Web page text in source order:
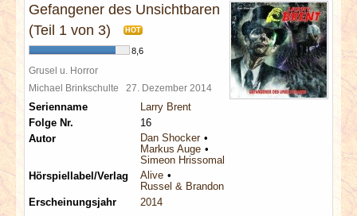
Gefangener des Unsichtbaren
(Teil 1 von 3)
HOT
8,6
Grusel u. Horror
Michael Brinkschulte 27. Dezember 2014
Serienname
Larry Brent
Folge Nr.
16
Autor
Dan Shocker
Markus Auge
Simeon Hrissomallis
Hörspiellabel/Verlag
Alive
Russel & Brandon
Erscheinungsjahr
2014